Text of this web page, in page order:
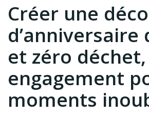
Créer une
d’anniversaire
et zéro
engagement
moments